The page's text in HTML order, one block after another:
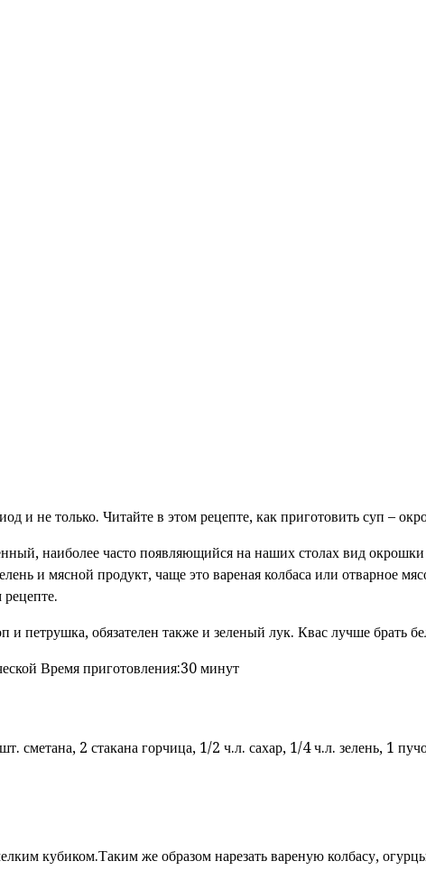
и не только. Читайте в этом рецепте, как приготовить суп –
наиболее часто появляющийся на наших столах вид
и мясной продукт, чаще это вареная колбаса или отварное
и петрушка, обязателен также и зеленый лук. Квас лучше
Время приготовления:30 минут
сметана, 2 стакана горчица, 1/2 ч.л. сахар, 1/4 ч.л. зелень, 1
кубиком.Таким же образом нарезать вареную колбасу,